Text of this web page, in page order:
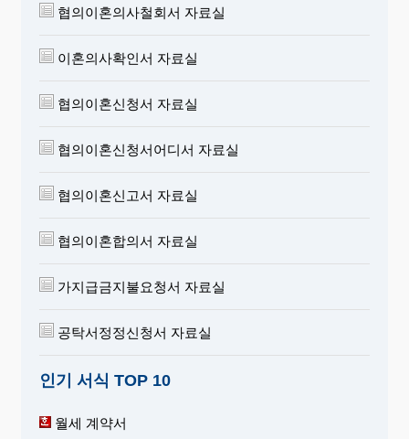
협의이혼의사철회서 자료실
이혼의사확인서 자료실
협의이혼신청서 자료실
협의이혼신청서어디서 자료실
협의이혼신고서 자료실
협의이혼합의서 자료실
가지급금지불요청서 자료실
공탁서정정신청서 자료실
인기 서식 TOP 10
월세 계약서